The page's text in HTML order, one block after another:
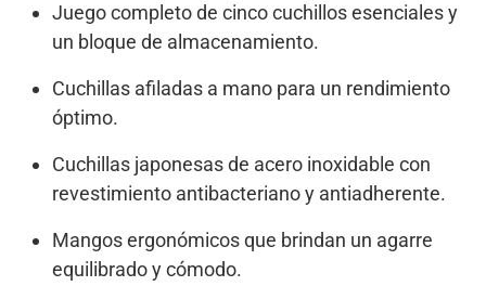
Juego completo de cinco cuchillos esenciales y
un bloque de almacenamiento.
Cuchillas afiladas a mano para un rendimiento
óptimo.
Cuchillas japonesas de acero inoxidable con
revestimiento antibacteriano y antiadherente.
Mangos ergonómicos que brindan un agarre
equilibrado y cómodo.